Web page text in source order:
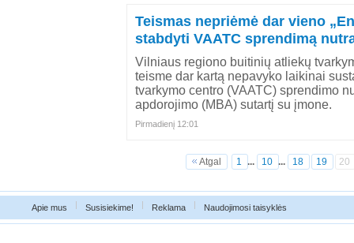
Teismas nepriėmė dar vieno
stabdyti VAATC sprendimą
Vilniaus regiono buitinių atliekų
teisme dar kartą nepavyko laikinai
tvarkymo centro (VAATC) sprendimo
apdorojimo (MBA) sutartį su įmone.
Pirmadienį 12:01
Atgal 1 ... 10 ... 18 19 20
Apie mus | Susisiekime! | Reklama | Naudojimosi taisyklės